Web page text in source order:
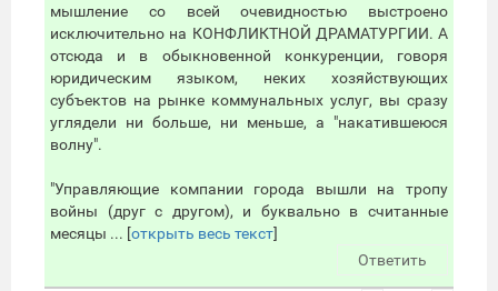
мышление со всей очевидностью выстроено
исключительно на КОНФЛИКТНОЙ ДРАМАТУРГИИ. А
отсюда и в обыкновенной конкуренции, говоря
юридическим языком, неких хозяйствующих
субъектов на рынке коммунальных услуг, вы сразу
углядели ни больше, ни меньше, а "накатившеюся
волну".
"Управляющие компании города вышли на тропу
войны (друг с другом), и буквально в считанные
месяцы ... [открыть весь текст]
Ответить